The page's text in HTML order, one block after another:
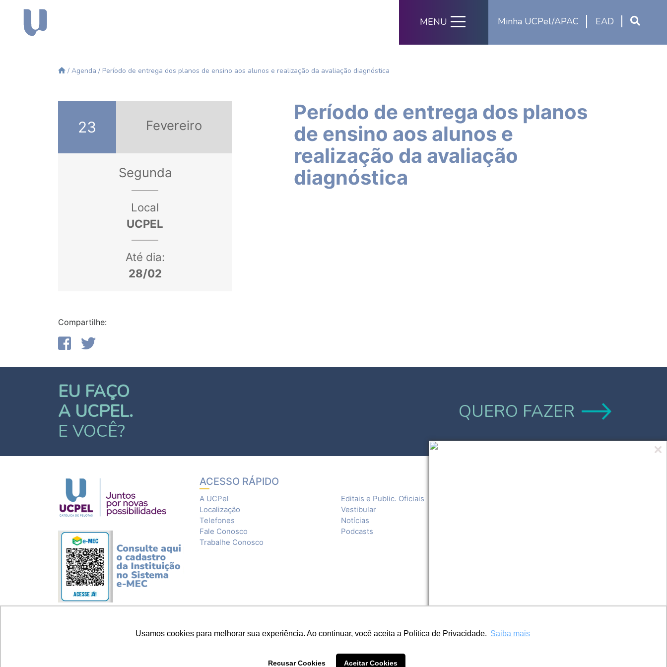
Usamos cookies para melhorar sua experiência. Ao continuar, você aceita a Política de Privacidade. Saiba mais
Recusar Cookies Aceitar Cookies
Minha UCPel/APAC EAD
MENU
/ Agenda / Período de entrega dos planos de ensino aos alunos e realização da avaliação diagnóstica
23 Fevereiro
Segunda
Local
UCPEL
Até dia:
28/02
Compartilhe:
Período de entrega dos planos
de ensino aos alunos e
realização da avaliação
diagnóstica
EU FAÇO
A UCPEL.
E VOCÊ?
QUERO FAZER
ACESSO RÁPIDO
A UCPel
Localização
Telefones
Fale Conosco
Trabalhe Conosco
Editais e Public. Oficiais
Vestibular
Notícias
Podcasts